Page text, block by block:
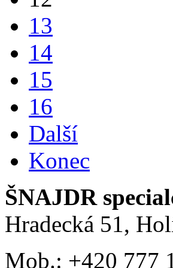
13
14
15
16
Další
Konec
ŠNAJDR
Hradecká 51,
Mob.: +420 777